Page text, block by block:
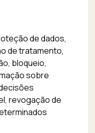
de dados,
de tratamento,
bloqueio,
sobre
revogação de